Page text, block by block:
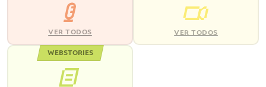
VER TODOS VER TODOS
WEBSTORIES